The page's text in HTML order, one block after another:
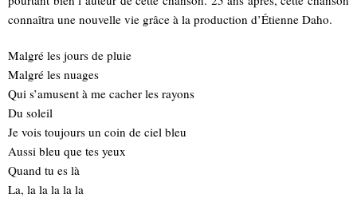
connaîtra une nouvelle vie grâce à la production d’Étienne Daho.
Malgré les jours de pluie
Malgré les nuages
Qui s’amusent à me cacher les rayons
Du soleil
Je vois toujours un coin de ciel bleu
Aussi bleu que tes yeux
Quand tu es là
La, la la la la la